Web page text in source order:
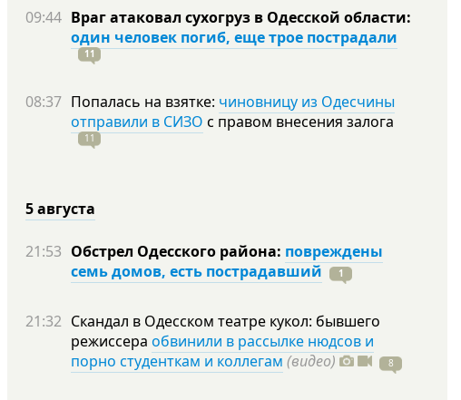
09:44 Враг атаковал сухогруз в Одесской области:
один человек погиб, еще трое пострадали
11
08:37 Попалась на взятке: чиновницу из Одесчины
отправили в СИЗО с правом внесения залога
11
5 августа
21:53 Обстрел Одесского района: повреждены
семь домов, есть пострадавший
1
21:32 Скандал в Одесском театре кукол: бывшего
режиссера обвинили в рассылке нюдсов и
порно студенткам и коллегам (видео) 8